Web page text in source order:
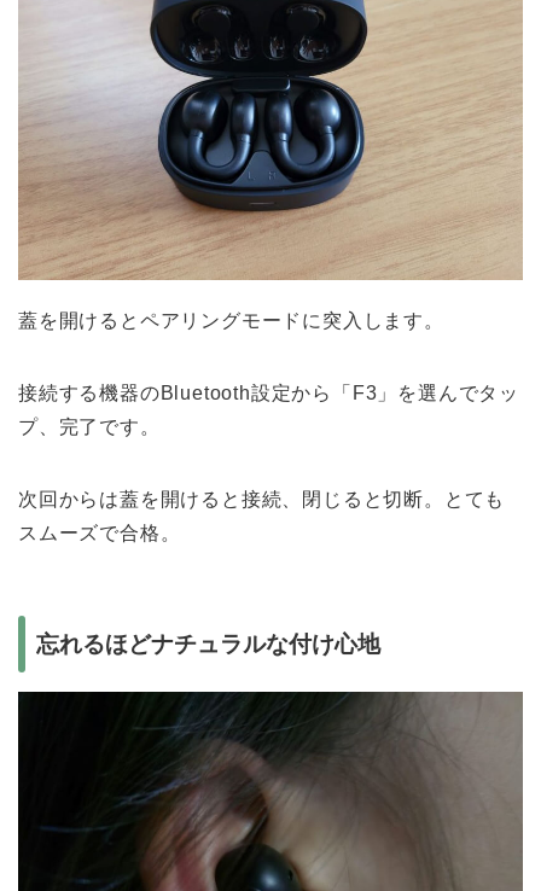
蓋を開けるとペアリングモードに突入します。
接続する機器のBluetooth設定から「F3」を選んでタッ
プ、完了です。
次回からは蓋を開けると接続、閉じると切断。とても
スムーズで合格。
忘れるほどナチュラルな付け心地